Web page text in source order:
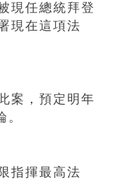
現任總統拜登
現在這項法
案，預定明年
指揮最高法